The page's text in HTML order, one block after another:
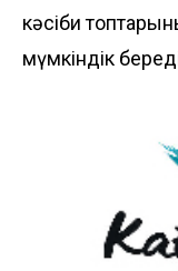
кәсіби
мүмкіндік